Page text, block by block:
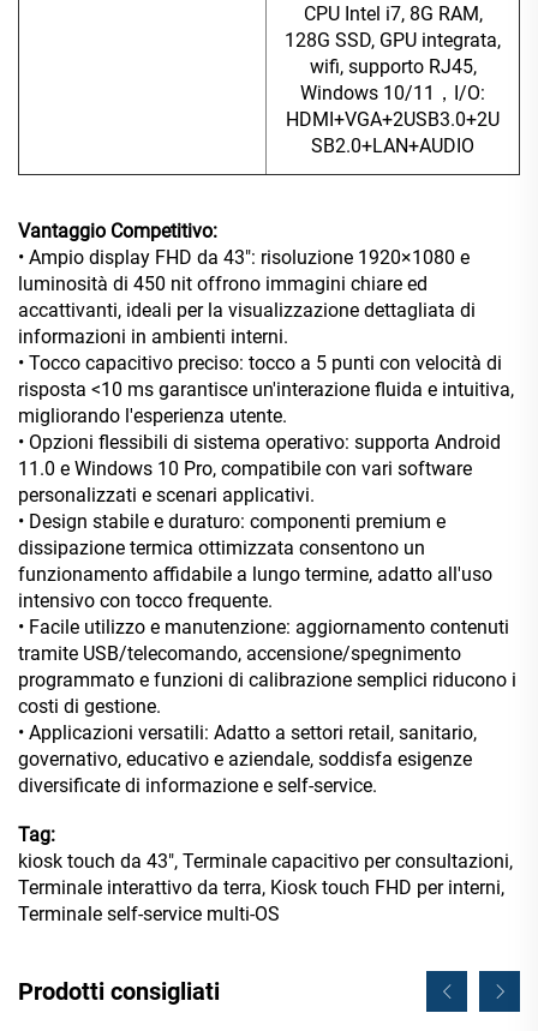
CPU Intel i7, 8G RAM,
128G SSD, GPU integrata,
wifi, supporto RJ45,
Windows 10/11，I/O:
HDMI+VGA+2USB3.0+2U
SB2.0+LAN+AUDIO
Vantaggio Competitivo:
• Ampio display FHD da 43": risoluzione 1920×1080 e
luminosità di 450 nit offrono immagini chiare ed
accattivanti, ideali per la visualizzazione dettagliata di
informazioni in ambienti interni.
• Tocco capacitivo preciso: tocco a 5 punti con velocità di
risposta <10 ms garantisce un'interazione fluida e intuitiva,
migliorando l'esperienza utente.
• Opzioni flessibili di sistema operativo: supporta Android
11.0 e Windows 10 Pro, compatibile con vari software
personalizzati e scenari applicativi.
• Design stabile e duraturo: componenti premium e
dissipazione termica ottimizzata consentono un
funzionamento affidabile a lungo termine, adatto all'uso
intensivo con tocco frequente.
• Facile utilizzo e manutenzione: aggiornamento contenuti
tramite USB/telecomando, accensione/spegnimento
programmato e funzioni di calibrazione semplici riducono i
costi di gestione.
• Applicazioni versatili: Adatto a settori retail, sanitario,
governativo, educativo e aziendale, soddisfa esigenze
diversificate di informazione e self-service.
Tag:
kiosk touch da 43", Terminale capacitivo per consultazioni,
Terminale interattivo da terra, Kiosk touch FHD per interni,
Terminale self-service multi-OS
Prodotti consigliati